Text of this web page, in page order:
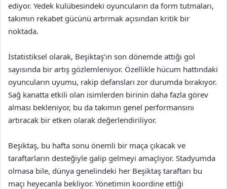
ediyor. Yedek kulübesindeki oyuncuların da form tutmaları,
takımın rekabet gücünü artırmak açısından kritik bir
noktada.
İstatistiksel olarak, Beşiktaş’ın son dönemde attığı gol
sayısında bir artış gözlemleniyor. Özellikle hücum hattındaki
oyuncuların uyumu, rakip defansları zor durumda bırakıyor.
Sağ kanatta etkili olan isimlerden birinin daha fazla görev
alması bekleniyor, bu da takımın genel performansını
artıracak bir etken olarak değerlendiriliyor.
Beşiktaş, bu hafta sonu önemli bir maça çıkacak ve
taraftarların desteğiyle galip gelmeyi amaçlıyor. Stadyumda
olmasa bile, dünya genelindeki her Beşiktaş taraftarı bu
maçı heyecanla bekliyor. Yönetimin koordine ettiği